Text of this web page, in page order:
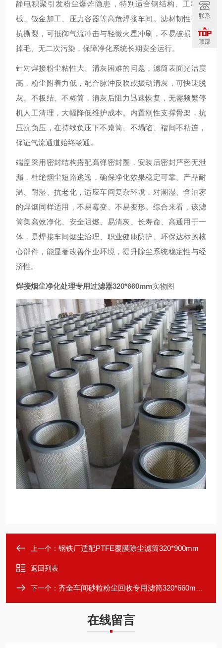
静电积聚引发粉尘爆炸隐患，特别适合钢结构、工程机
械、钣金加工、压力容器等高危焊接车间。滤材韧性强、
抗撕裂，可抵御气流冲击与轻微火星冲刷，不易破损、不
掉毛、无二次污染，保障净化系统长期安全运行。
针对焊接粉尘粘性大、清灰困难的问题，滤筒表面光洁度
高，粉尘附着力低，配合脉冲反吹或振动清灰，可快速脱
灰、不板结、不糊筒，清灰后阻力迅速恢复，无需频繁停
机人工清理，大幅降低维护成本。内置刚性支撑骨架，抗
压抗负压，在持续负压下不瘪筒、不塌陷、褶间不粘连，
保证气流通道始终畅通。
端盖采用密封结构搭配高弹密封圈，安装后密封严密无泄
漏，杜绝烟尘短路逃逸，确保净化效果稳定可靠。产品耐
温、耐湿、抗老化，适应车间复杂环境，对潮湿、含油雾
的焊烟同样适用，不易霉变、不易变形。综合来看，该滤
筒集高效净化、安全阻燃、易清灰、长寿命、高通用于一
体，是焊接车间烟尘治理、职业健康防护、环保达标的核
心部件，能显著改善作业环境，提升除尘系统稳定性与经
济性。
焊接烟尘净化处理专用过滤器320*660mm实物图
上一个： 钢铁厂适配PTFE覆膜除尘滤筒320*900mm
返回列表
下一个： 齐全车间砂粒粉尘回收专用滤筒320*660mm高效
在线留言
联系
顶部